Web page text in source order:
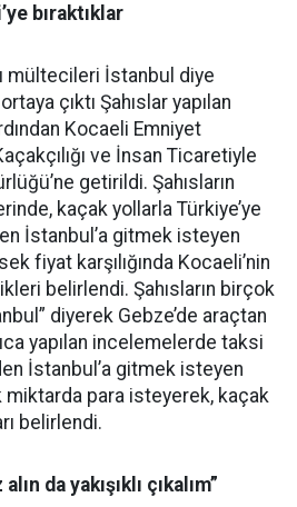
bıraktıklar
mültecileri İstanbul diye
çıktı Şahıslar yapılan
Kocaeli Emniyet
ve İnsan Ticaretiyle
getirildi. Şahısların
kaçak yollarla Türkiye’ye
İstanbul’a gitmek isteyen
fiyat karşılığında Kocaeli’nin
belirlendi. Şahısların birçok
diyerek Gebze’de araçtan
yapılan incelemelerde taksi
İstanbul’a gitmek isteyen
para isteyerek, kaçak
belirlendi.
da yakışıklı çıkalım”